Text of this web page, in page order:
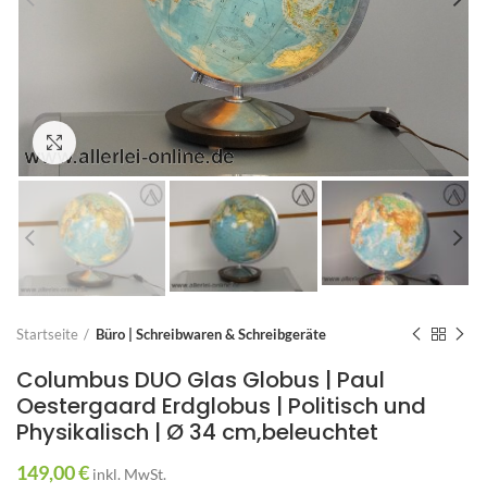
Zum Vergrößern anklicken
Startseite Büro | Schreibwaren & Schreibgeräte
Columbus DUO Glas Globus | Paul
Oestergaard Erdglobus | Politisch und
Physikalisch | Ø 34 cm,beleuchtet
149,00€ inkl. MwSt.